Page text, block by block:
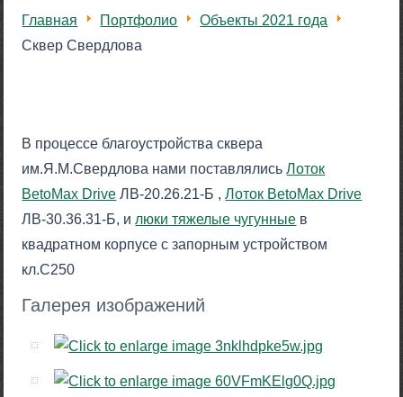
Главная Портфолио
Объекты 2021 года
Сквер Свердлова
В процессе благоустройства сквера
им.Я.М.Свердлова нами поставлялисьЛоток
BetoMax Drive ЛВ-20.26.21-Б ,Лоток BetoMax Drive
ЛВ-30.36.31-Б, илюки тяжелые чугунные в
квадратном корпусе с запорным устройством
кл.С250
Галерея изображений